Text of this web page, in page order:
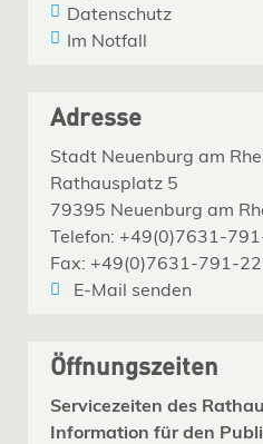
Datenschutz
Im Notfall
Adresse
Stadt Neuenburg am
Rathausplatz 5
79395 Neuenburg am
Telefon: +49(0)7631-
Fax: +49(0)7631-791-
E-Mail senden
Öffnungszeiten
Servicezeiten des
Information für den